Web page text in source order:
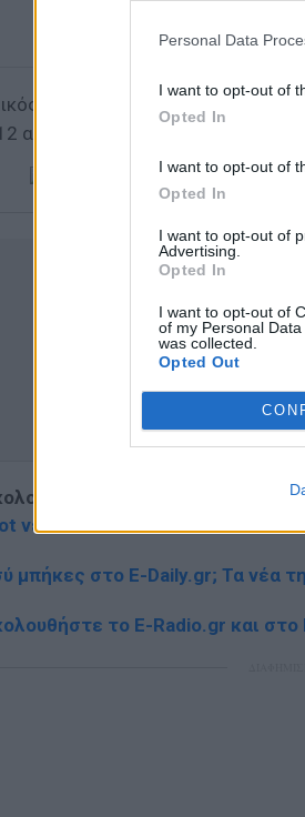
Personal Data
I want to opt-out of
Opted In
I want to opt-out of
Opted In
I want to opt-out of
Advertising.
Opted In
I want to opt-out of
of my Personal
was collected.
Opted Out
θα διεξαχθεί στις 14 Μαΐου,
αντίστοιχα.
το E-Radio.gr στο
νέα.
μπήκες στο E-Daily.gr; Τα νέα
το E-Radio.gr και